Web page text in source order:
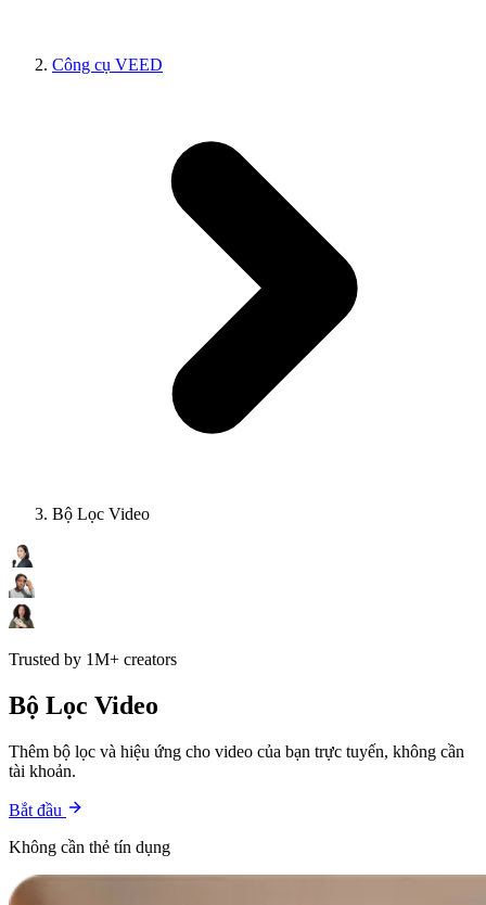
Công cụ VEED
Bộ Lọc Video
Trusted by 1M+ creators
Bộ Lọc Video
Thêm bộ lọc và hiệu ứng cho video của bạn trực tuyến, không cần
tài khoản.
Bắt đầu
Không cần thẻ tín dụng